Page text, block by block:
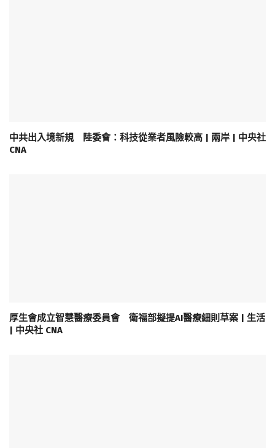
中共出入境新規 陸委會：科技從業者風險較高 | 兩岸 | 中央社
CNA
厚生會成立智慧醫療委員會 衛福部擬提AI醫療細則草案 | 生活
| 中央社 CNA